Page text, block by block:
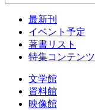
最新刊
イベント予定
著書リスト
特集コンテンツ
文学館
資料館
映像館